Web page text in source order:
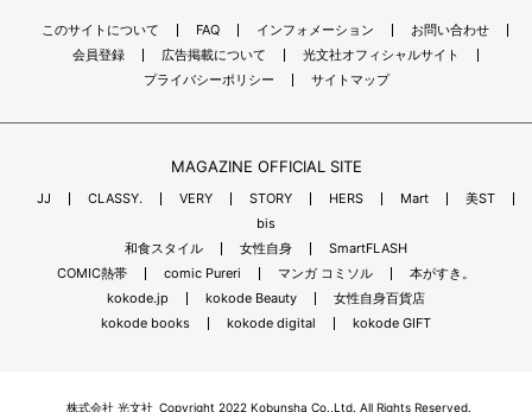
このサイトについて FAQ インフォメーション
お問い合わせ
会員登録
広告掲載について
光文社オフィシャルサイト
プライバシーポリシー
サイトマップ
MAGAZINE OFFICIAL SITE
JJ CLASSY. VERY STORY HERS Mart
美ST
bis
和食スタイル
女性自身
SmartFLASH
COMIC熱帯
comic Pureri マンガ コミソル
本がすき。
kokode.jp
kokode Beauty
女性自身百貨店
kokode books
kokode digital kokode GIFT
株式会社 光文社 Copyright 2022 Kobunsha Co.,Ltd. All Rights Reserved.